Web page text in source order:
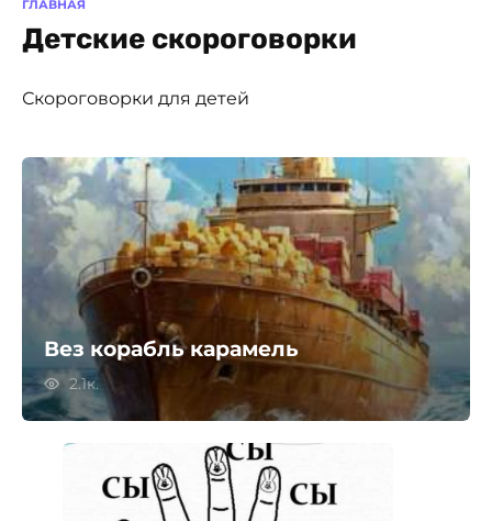
ГЛАВНАЯ
Детские скороговорки
Скороговорки для детей
Вез корабль карамель
2.1к.